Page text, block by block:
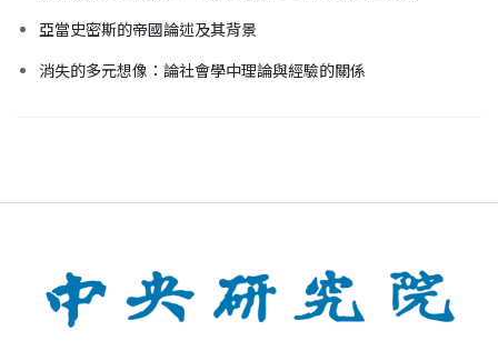
亞當史密斯的帝國論述及其背景
消失的多元想像：論社會學中理論與經驗的關係